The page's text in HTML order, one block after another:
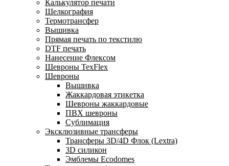
Калькулятор печати
Шелкография
Термотрансфер
Вышивка
Прямая печать по текстилю
DTF печать
Нанесение Флексом
Шевроны TexFlex
Шевроны
Вышивка
Жаккардовая этикетка
Шевроны жаккардовые
ПВХ шевроны
Сублимация
Эксклюзивные трансферы
Трансферы 3D/4D Флок (Lextra)
3D силикон
Эмблемы Ecodomes